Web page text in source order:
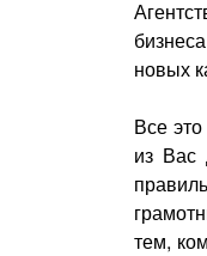
новых
Все
из Вас
тем,